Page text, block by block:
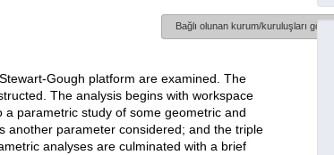
Bağlı olunan kurum/kuruluşları göster
Gough platform are examined. The
The analysis begins with workspace
parametric study of some geometric and
another parameter considered; and the triple
analyses are culminated with a brief